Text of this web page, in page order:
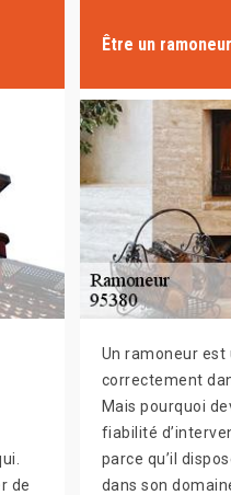
de
Être un ramoneur
Un ramoneur
correctement
Mais pourquoi
fiabilité
parce qu’il
dans son